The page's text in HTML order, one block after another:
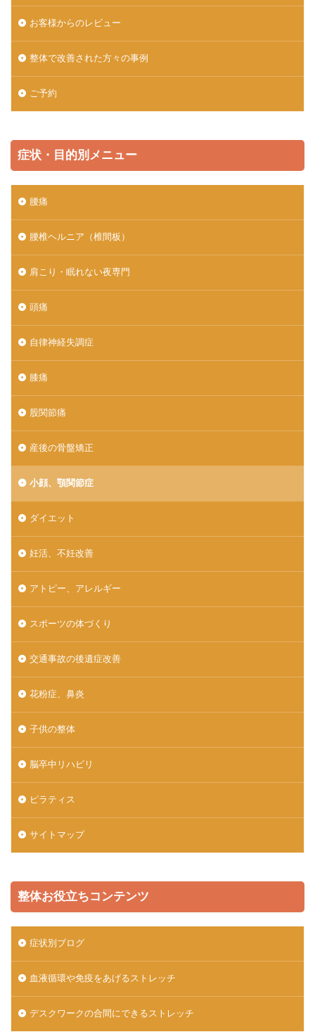
お客様からのレビュー
整体で改善された方々の事例
ご予約
症状・目的別メニュー
腰痛
腰椎ヘルニア（椎間板）
肩こり・眠れない夜専門
頭痛
自律神経失調症
膝痛
股関節痛
産後の骨盤矯正
小顔、顎関節症
ダイエット
妊活、不妊改善
アトピー、アレルギー
スポーツの体づくり
交通事故の後遺症改善
花粉症、鼻炎
子供の整体
脳卒中リハビリ
ピラティス
サイトマップ
整体お役立ちコンテンツ
症状別ブログ
血液循環や免疫をあげるストレッチ
デスクワークの合間にできるストレッチ